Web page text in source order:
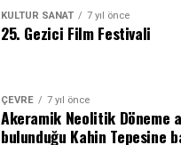
KÜLTÜR SANAT 7 yıl önce
25. Gezici Film Festivali
ÇEVRE 7 yıl önce
Akeramik Neolitik Döneme
bulunduğu Kahin Tepesine